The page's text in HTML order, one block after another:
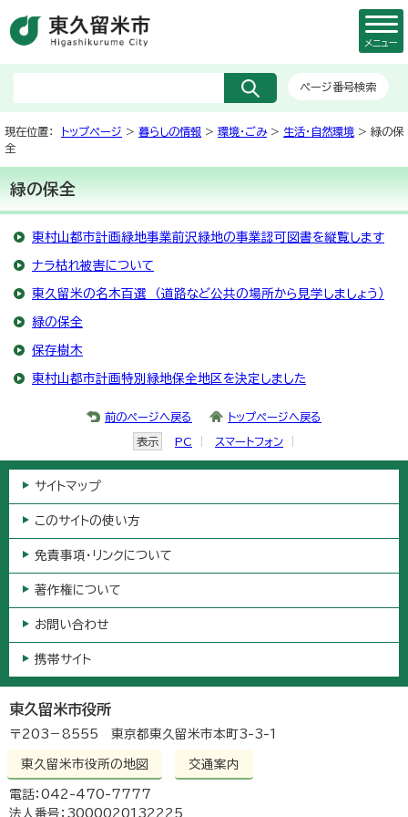
ページ番号検索
メニュー
現在位置： トップページ > 暮らしの情報 > 環境・ごみ> 生活・自然環境 > 緑の保
全
緑の保全
東村山都市計画緑地事業前沢緑地の事業認可図書を縦覧します
ナラ枯れ被害について
東久留米の名木百選 （道路など公共の場所から見学しましょう）
緑の保全
保存樹木
東村山都市計画特別緑地保全地区を決定しました
前のページへ戻る トップページへ戻る
表示 PC スマートフォン
サイトマップ
このサイトの使い方
免責事項・リンクについて
著作権について
お問い合わせ
携帯サイト
東久留米市役所
〒203－8555 東京都東久留米市本町3-3-1
東久留米市役所の地図 交通案内
電話：042-470-7777
法人番号：3000020132225